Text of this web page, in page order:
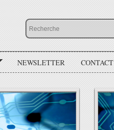
NEWSLETTER CONTACT